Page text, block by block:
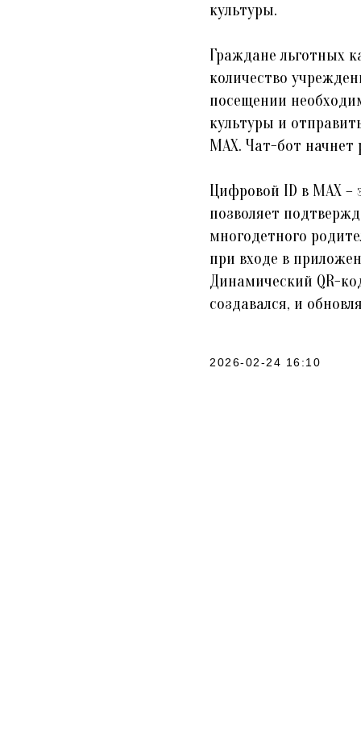
культуры.
Граждане льготных
количество
посещении
культуры и
MAX. Чат-бот начнет
Цифровой ID в MAX
позволяет
многодетного
при входе в
Динамический QR-
создавался, и
2026-02-24 16:10